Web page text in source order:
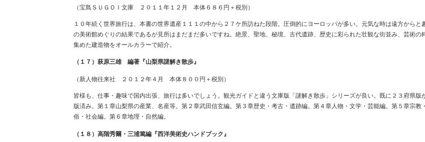
（宝島ＳＵＧＯＩ文庫 ２０１１年１２月 本体６８６円＋税別）
１０年続く世界旅行は、本書の世界遺産１１１の中から２７ケ所訪ねた段階。圧倒的にヨーロッパが多い。元気な時は遠方からと
の美術館めぐりの結果であるが見所はまだまだ多いですね。絶景、聖地、秘境、古代遺跡、歴史に彩られた壮観な街並み、芸術の
集めた建造物をオールカラーで紹介。
（１７）萩原三雄 編著『山梨県謎解き散歩』
（新人物往来社 ２０１２年４月 本体８００円＋税別）
皆様も、仕事・趣味で国内出張、旅行は多いでしょう。観光ガイドと違う文庫版「謎解き散歩」シリーズが良い。既に２３府県版
版済み。第１章山梨県の産業、名産等。第２章武田信玄編。第３章歴史・考古・遺跡編。第４章人物・文学・芸能編。第５章宗教
俗・社会編。第６章地理・自然編。
（１８）高階秀爾・三浦篤編『西洋美術史ハンドブック』